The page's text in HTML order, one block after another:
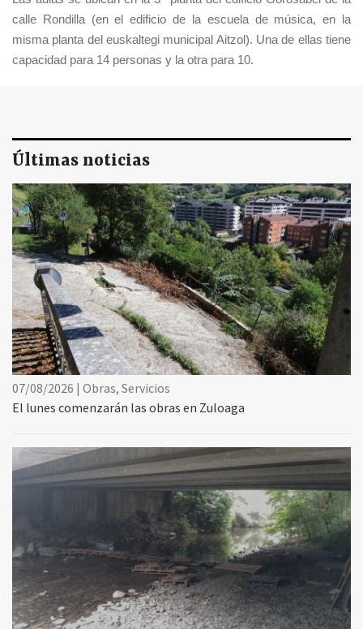
calle Rondilla (en el edificio de la escuela de música, en la
misma planta del euskaltegi municipal Aitzol). Una de ellas tiene
capacidad para 14 personas y la otra para 10.
Últimas noticias
07/08/2026 | Obras, Servicios
El lunes comenzarán las obras en Zuloaga